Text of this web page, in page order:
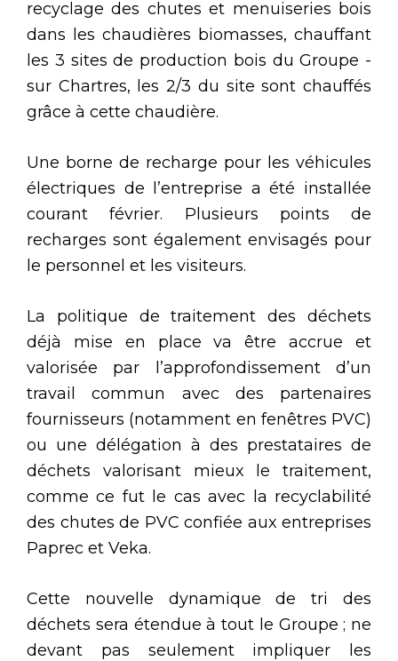
recyclage des chutes et menuiseries bois
dans les chaudières biomasses, chauffant
les 3 sites de production bois du Groupe -
sur Chartres, les 2/3 du site sont chauffés
grâce à cette chaudière.
Une borne de recharge pour les véhicules
électriques de l’entreprise a été installée
courant février. Plusieurs points de
recharges sont également envisagés pour
le personnel et les visiteurs.
La politique de traitement des déchets
déjà mise en place va être accrue et
valorisée par l’approfondissement d’un
travail commun avec des partenaires
fournisseurs (notamment en fenêtres PVC)
ou une délégation à des prestataires de
déchets valorisant mieux le traitement,
comme ce fut le cas avec la recyclabilité
des chutes de PVC confiée aux entreprises
Paprec et Veka.
Cette nouvelle dynamique de tri des
déchets sera étendue à tout le Groupe ; ne
devant pas seulement impliquer les